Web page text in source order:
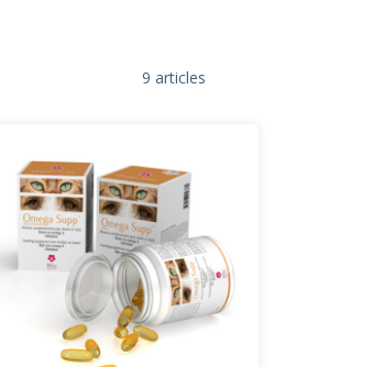
9 articles